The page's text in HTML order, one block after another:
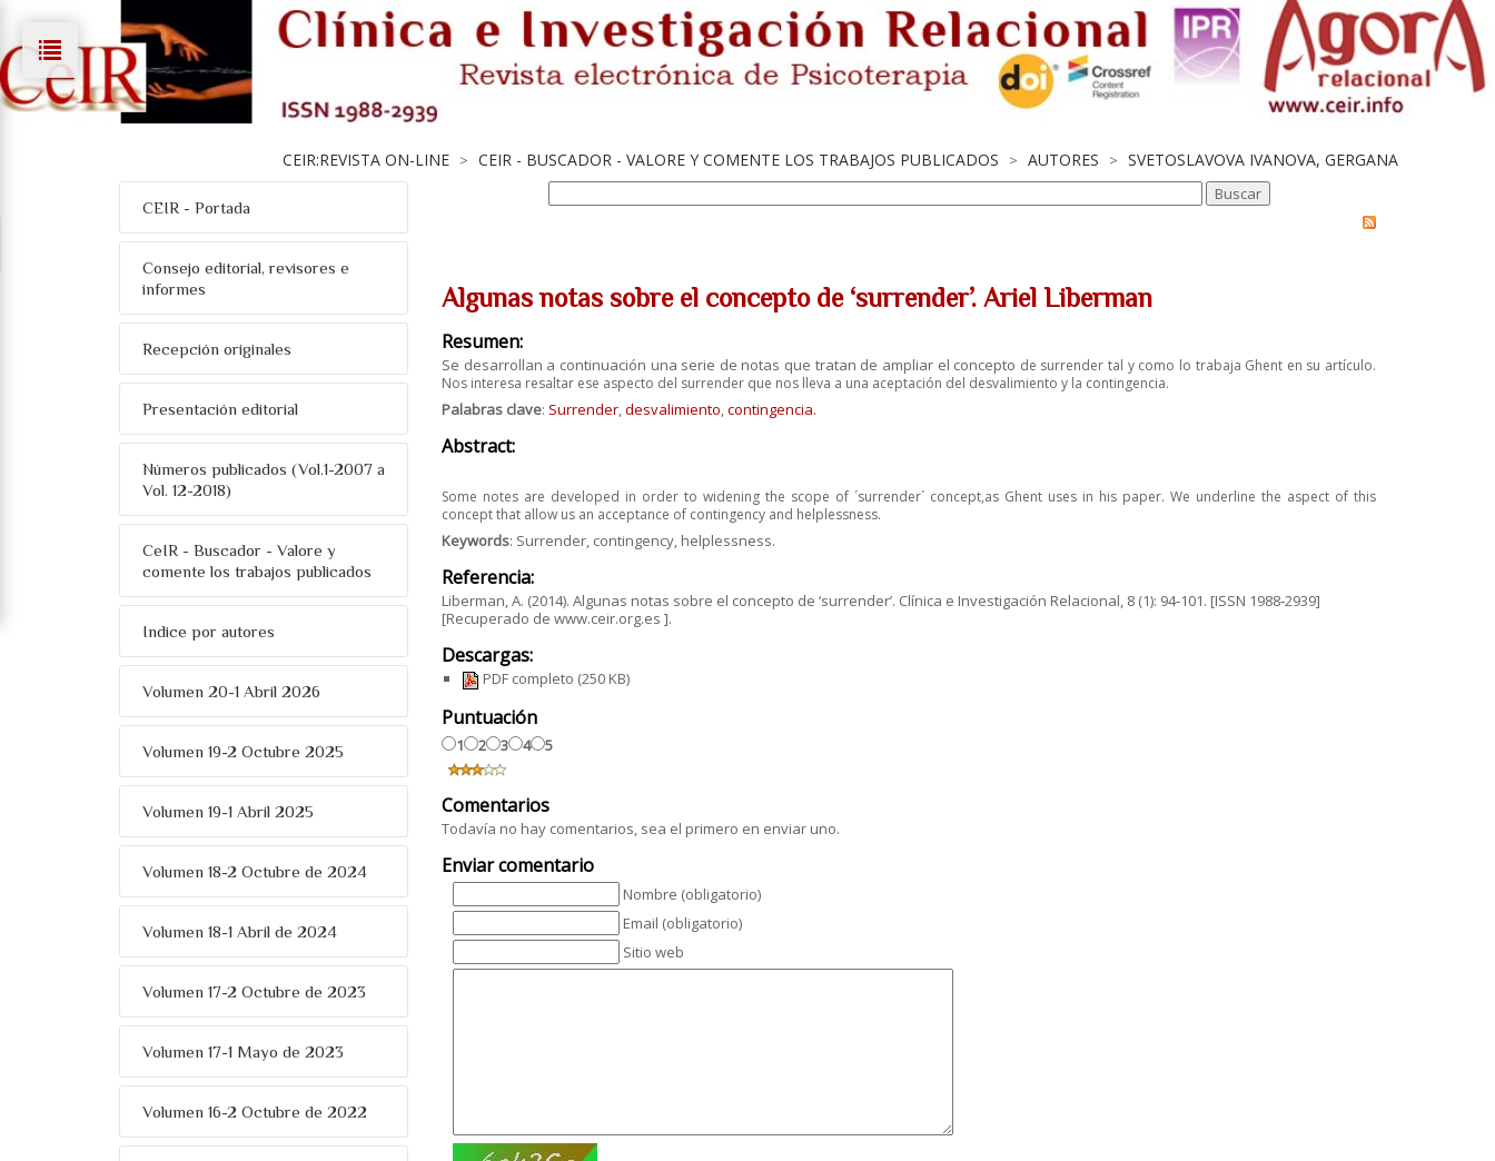
CEIR:REVISTA ON-LINE > CEIR - BUSCADOR - VALORE Y COMENTE LOS TRABAJOS PUBLICADOS > AUTORES > SVETOSLAVOVA IVANOVA, GERGANA
CEIR - Portada
Consejo editorial, revisores e
informes
Recepción originales
Presentación editorial
Números publicados (Vol.1-2007 a
Vol. 12-2018)
CeIR - Buscador - Valore y
comente los trabajos publicados
Indice por autores
Volumen 20-1 Abril 2026
Volumen 19-2 Octubre 2025
Volumen 19-1 Abril 2025
Volumen 18-2 Octubre de 2024
Volumen 18-1 Abril de 2024
Volumen 17-2 Octubre de 2023
Volumen 17-1 Mayo de 2023
Volumen 16-2 Octubre de 2022
Algunas notas sobre el concepto de ‘surrender’. Ariel Liberman
Resumen:
Se desarrollan a continuación una serie de notas que tratan de ampliar el concepto de surrender tal y como lo trabaja Ghent en su artículo.
Nos interesa resaltar ese aspecto del surrender que nos lleva a una aceptación del desvalimiento y la contingencia.
Palabras clave: Surrender,desvalimiento,contingencia.
Abstract:
Some notes are developed in order to widening the scope of ´surrender´ concept,as Ghent uses in his paper. We underline the aspect of this
concept that allow us an acceptance of contingency and helplessness.
Keywords: Surrender, contingency, helplessness.
Referencia:
Liberman, A. (2014). Algunas notas sobre el concepto de ‘surrender’. Clínica e Investigación Relacional, 8 (1): 94‐101. [ISSN 1988‐2939]
[Recuperado de www.ceir.org.es ].
Descargas:
PDF completo (250 KB)
Puntuación
1 2 3 4 5
Comentarios
Todavía no hay comentarios, sea el primero en enviar uno.
Enviar comentario
Nombre (obligatorio)
Email (obligatorio)
Sitio web